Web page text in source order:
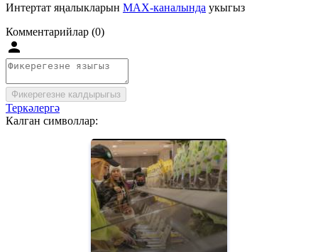
Интертат яңалыкларын MAX-каналында укыгыз
Комментарийлар (0)
Фикерегезне калдырыгыз
Теркәлергә
Калган символлар: